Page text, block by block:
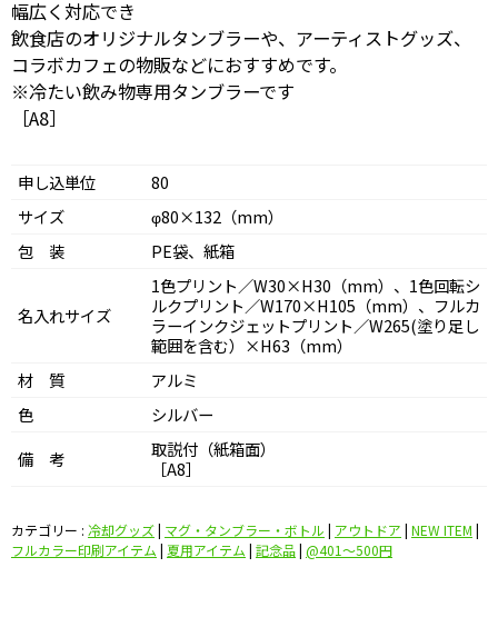
幅広く対応でき
飲食店のオリジナルタンブラーや、アーティストグッズ、
コラボカフェの物販などにおすすめです。
※冷たい飲み物専用タンブラーです
［A8］
申し込単位
80
サイズ
φ80×132（mm）
包 装
PE袋、紙箱
名入れサイズ
1色プリント／W30×H30（mm）、1色回転シ
ルクプリント／W170×H105（mm）、フルカ
ラーインクジェットプリント／W265(塗り足し
範囲を含む）×H63（mm）
材 質
アルミ
色
シルバー
備 考
取説付（紙箱面）
［A8］
カテゴリー : 冷却グッズ| マグ・タンブラー・ボトル | アウトドア | NEW ITEM |
フルカラー印刷アイテム | 夏用アイテム | 記念品| @401〜500円